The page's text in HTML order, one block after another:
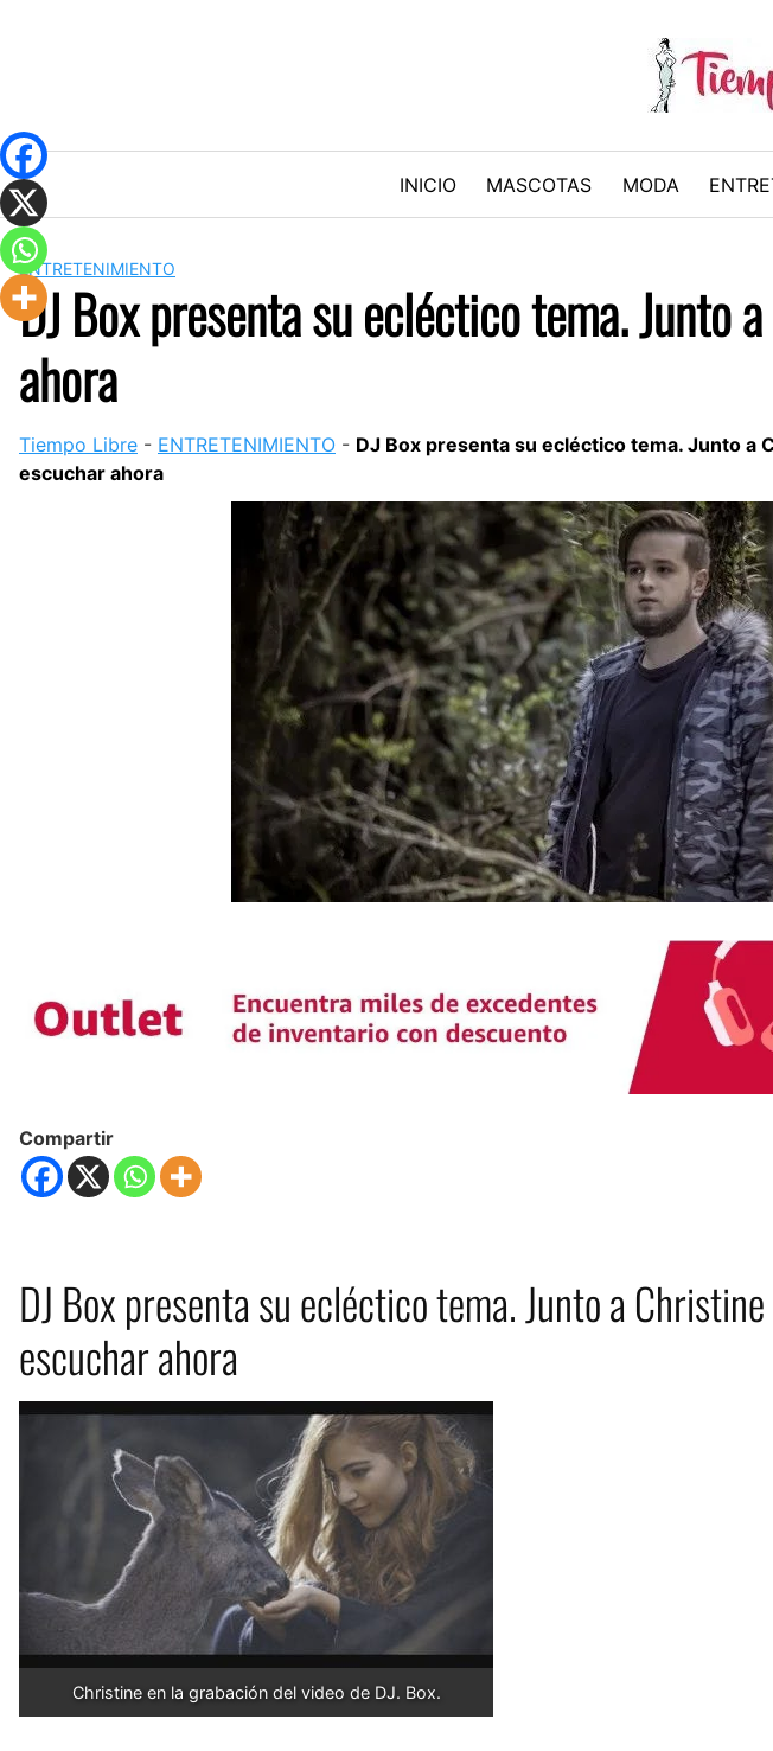
INICIO MASCOTAS MODA
ENTRETENIMIENTO
DJ Box presenta su ecléctico tema.
ahora
Tiempo Libre - ENTRETENIMIENTO - DJ Box presenta su ecléctico tema. Junto
escuchar ahora
Compartir
DJ Box presenta su ecléctico tema. Junto a
escuchar ahora
Christine en la grabación del video de DJ. Box.